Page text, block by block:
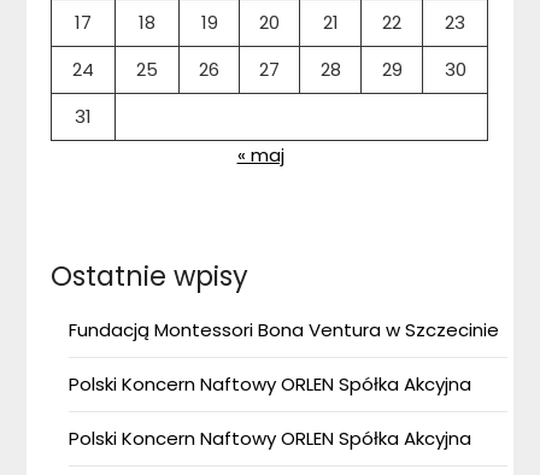
17
18 19 20 21 22
23
24
25 26 27 28 29
30
31
« maj
Ostatnie wpisy
Fundacją Montessori Bona Ventura w Szczecinie
Polski Koncern Naftowy ORLEN Spółka Akcyjna
Polski Koncern Naftowy ORLEN Spółka Akcyjna